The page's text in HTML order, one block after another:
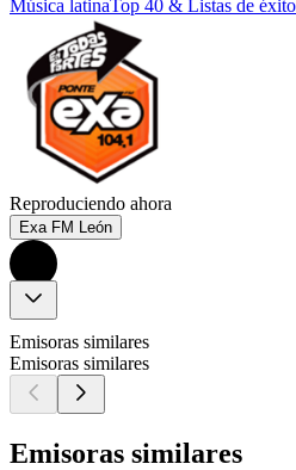
Música latinaTop 40 & Listas de
Reproduciendo ahora
Exa FM León
Emisoras similares
Emisoras similares
Emisoras similares